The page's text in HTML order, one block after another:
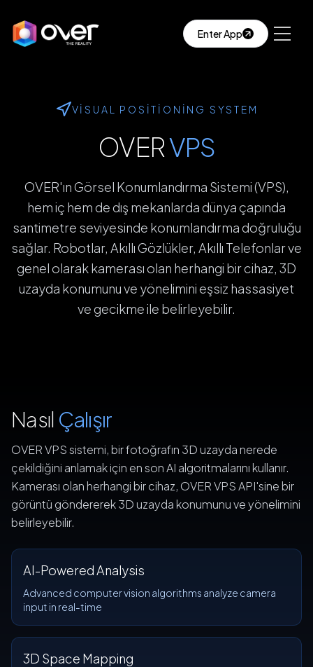
Enter App
VISUAL POSITIONING SYSTEM
OVERVPS
OVER'ın Görsel Konumlandırma Sistemi (VPS),
hem iç hem de dış mekanlarda dünya çapında
santimetre seviyesinde konumlandırma doğruluğu
sağlar. Robotlar, Akıllı Gözlükler, Akıllı Telefonlar ve
genel olarak kamerası olan herhangi bir cihaz, 3D
uzayda konumunu ve yönelimini eşsiz hassasiyet
ve gecikme ile belirleyebilir.
Nasıl Çalışır
OVER VPS sistemi, bir fotoğrafın 3D uzayda nerede
çekildiğini anlamak için en son AI algoritmalarını kullanır.
Kamerası olan herhangi bir cihaz, OVER VPS API'sine bir
görüntü göndererek 3D uzayda konumunu ve yönelimini
belirleyebilir.
AI-Powered Analysis
Advanced computer vision algorithms analyze camera
input in real-time
3D Space Mapping